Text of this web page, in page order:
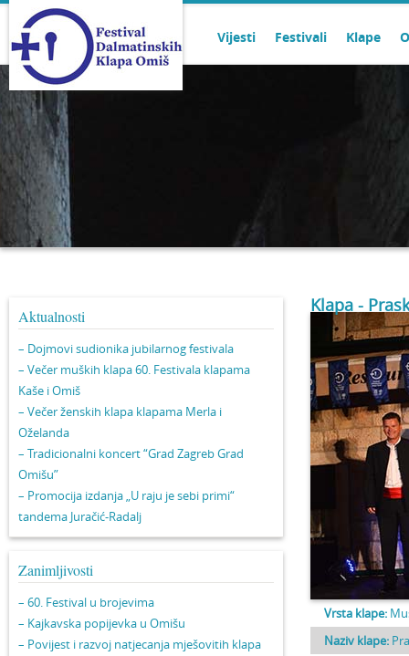
Vijesti Festivali Klape
Aktualnosti
– Dojmovi sudionika jubilarnog festivala
– Večer muških klapa 60. Festivala klapama
Kaše i Omiš
– Večer ženskih klapa klapama Merla i
Oželanda
– Tradicionalni koncert “Grad Zagreb Grad
Omišu”
– Promocija izdanja „U raju je sebi primi“
tandema Juračić-Radalj
Zanimljivosti
– 60. Festival u brojevima
– Kajkavska popijevka u Omišu
– Povijest i razvoj natjecanja mješovitih klapa
Klapa -
Vrsta klape:
Naziv klape: